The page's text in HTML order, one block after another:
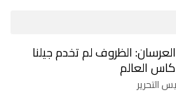
الظروف لم تخدم جيلنا
العالم
التحرير